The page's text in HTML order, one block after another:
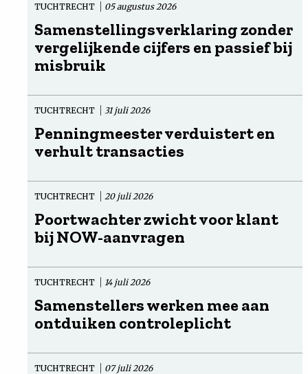
TUCHTRECHT 05 augustus 2026
Samenstellingsverklaring zonder
vergelijkende cijfers en passief bij
misbruik
TUCHTRECHT 31 juli 2026
Penningmeester verduistert en
verhult transacties
TUCHTRECHT 20 juli 2026
Poortwachter zwicht voor klant
bij NOW-aanvragen
TUCHTRECHT 14 juli 2026
Samenstellers werken mee aan
ontduiken controleplicht
TUCHTRECHT 07 juli 2026